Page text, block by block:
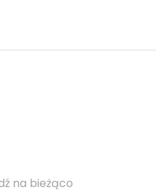
na bieżąco